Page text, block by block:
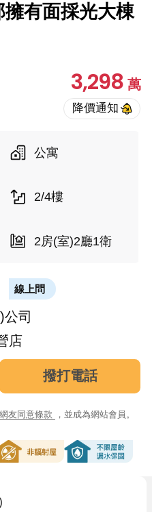
有面採光大棟
3,298萬
公寓
2/4樓
2房(室)2廳1衛
線上問
司
店
撥打電話
友同意條款 ，並成為網站會員。